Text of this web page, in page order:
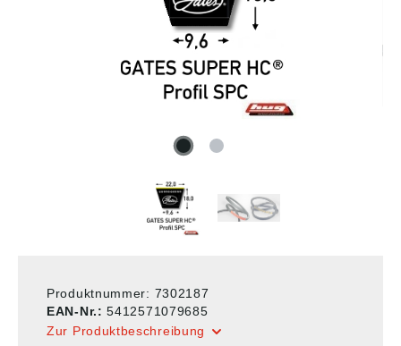
Produktnummer: 7302187
EAN-Nr.:5412571079685
Zur Produktbeschreibung